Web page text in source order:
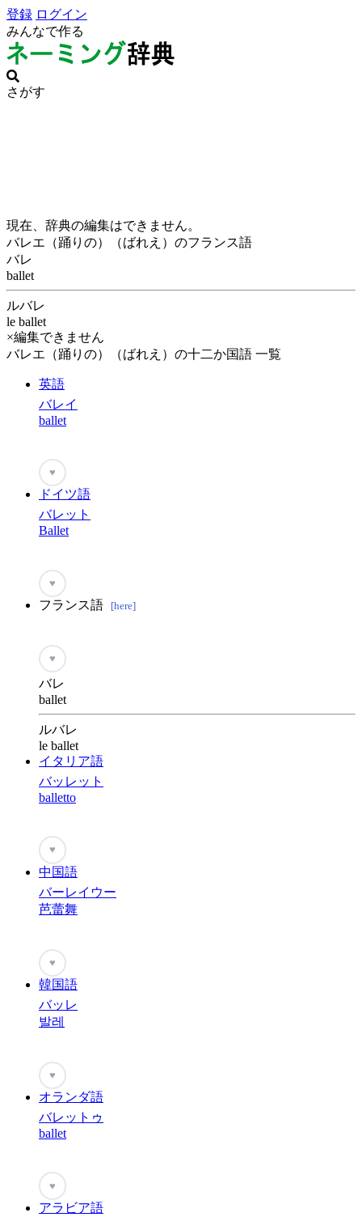
登録 ログイン
みんなで作る
さがす
現在、辞典の編集はできません。
バレエ（踊りの）（ばれえ）のフランス語
バレ
ballet
ルバレ
le ballet
×編集できません
バレエ（踊りの）（ばれえ）の十二か国語 一覧
英語
バレイ
ballet
♥
ドイツ語
バレット
Ballet
♥
フランス語 [here]
♥
バレ
ballet
ルバレ
le ballet
イタリア語
バッレット
balletto
♥
中国語
バーレイウー
芭蕾舞
♥
韓国語
バッレ
발레
♥
オランダ語
バレットゥ
ballet
♥
アラビア語